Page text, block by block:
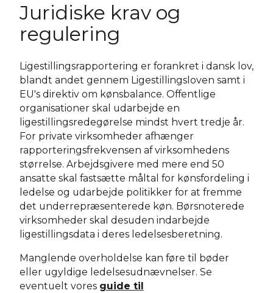
Juridiske krav og
regulering
Ligestillingsrapportering er forankret i dansk lov,
blandt andet gennem Ligestillingsloven samt i
EU's direktiv om kønsbalance. Offentlige
organisationer skal udarbejde en
ligestillingsredegørelse mindst hvert tredje år.
For private virksomheder afhænger
rapporteringsfrekvensen af virksomhedens
størrelse. Arbejdsgivere med mere end 50
ansatte skal fastsætte måltal for kønsfordeling i
ledelse og udarbejde politikker for at fremme
det underrepræsenterede køn. Børsnoterede
virksomheder skal desuden indarbejde
ligestillingsdata i deres ledelsesberetning.
Manglende overholdelse kan føre til bøder
eller ugyldige ledelsesudnævnelser. Se
eventuelt vores guide til